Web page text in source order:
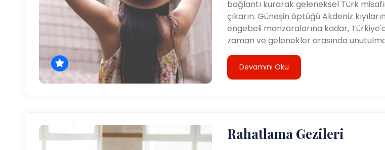
bağlantı kurarak geleneksel Türk
çıkarın. Güneşin öptüğü Akdeniz
engebeli manzaralarına kadar,
zaman ve gelenekler arasında
Devamını Oku
Rahatlama Gezileri